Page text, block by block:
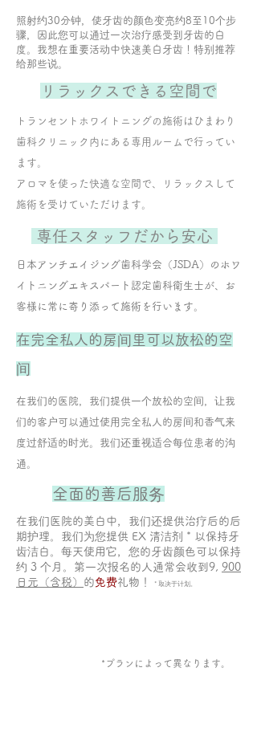
照射约30分钟，使牙齿的颜色变亮约8至10个步
骤，因此您可以通过一次治疗感受到牙齿的白
度。我想在重要活动中快速美白牙齿！特别推荐
给那些说。
リラックスできる空間で
トランセントホワイトニングの施術はひまわり
歯科クリニック内にある専用ルームで行ってい
ます。
​アロマを使った快適な空間で、リラックスして
施術を受けていただけます。
​専任スタッフだから安心
​日本アンチエイジング歯科学会（JSDA）のホワ
イトニングエキスパート認定歯科衛生士が、お
客様に常に寄り添って施術を行います。
​在完全私人的房间里可以放松的空
间
在我们的医院，我们提供一个放松的空间，让我
们的客户可以通过使用完全私人的房间和香气来
度过舒适的时光。我们还重视适合每位患者的沟
通。
全面的善后服务
在我们医院的美白中，我们还提供治疗后的后
期护理。我们为您提供 EX 清洁剂 * 以保持牙
齿洁白。每天使用它，您的牙齿颜色可以保持
约 3 个月。第一次报名的人通常会收到9, 900
日元（含税） 的免费礼物！ * 取决于计划。
​*プランによって異なります。